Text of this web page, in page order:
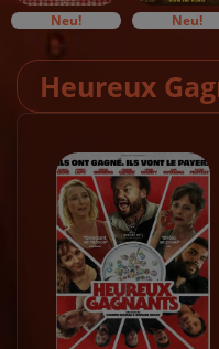
Neu! Neu!
Heureux